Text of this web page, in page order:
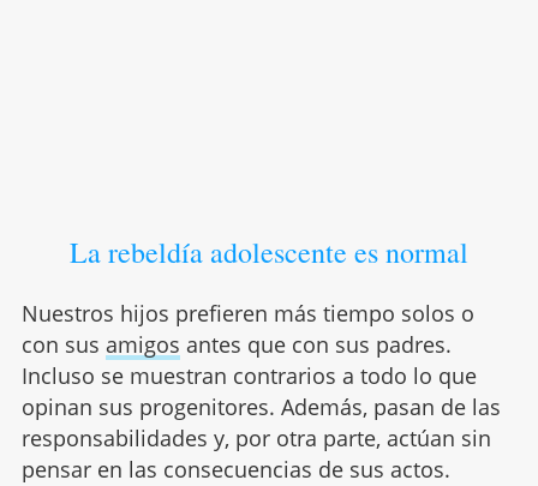
La rebeldía adolescente es normal
Nuestros hijos prefieren más tiempo solos o
con sus amigos antes que con sus padres.
Incluso se muestran contrarios a todo lo que
opinan sus progenitores. Además, pasan de las
responsabilidades y, por otra parte, actúan sin
pensar en las consecuencias de sus actos.